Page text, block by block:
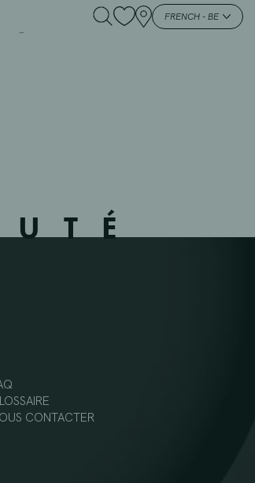
FRENCH - BE
– 12 –
CONTACTER